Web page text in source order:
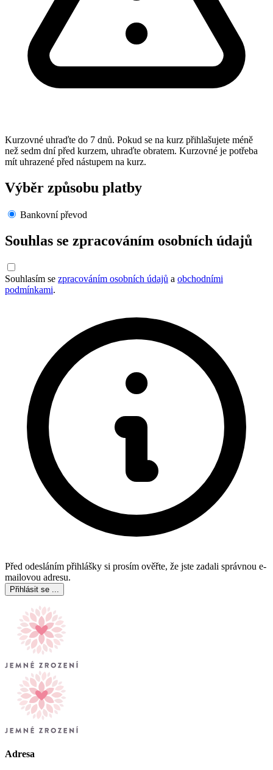
Kurzovné uhraďte do 7 dnů. Pokud se na kurz přihlašujete méně
než sedm dní před kurzem, uhraďte obratem. Kurzovné je potřeba
mít uhrazené před nástupem na kurz.
Výběr způsobu platby
Bankovní převod
Souhlas se zpracováním osobních údajů
Souhlasím se zpracováním osobních údajů a obchodními
podmínkami.
Před odesláním přihlášky si prosím ověřte, že jste zadali správnou e-
mailovou adresu.
Přihlásit se
Adresa